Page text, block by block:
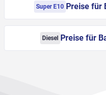
Super E10 Preise für
Diesel Preise für